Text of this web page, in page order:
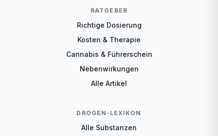
RATGEBER
Richtige Dosierung
Kosten & Therapie
Cannabis & Führerschein
Nebenwirkungen
Alle Artikel
DROGEN-LEXIKON
Alle Substanzen